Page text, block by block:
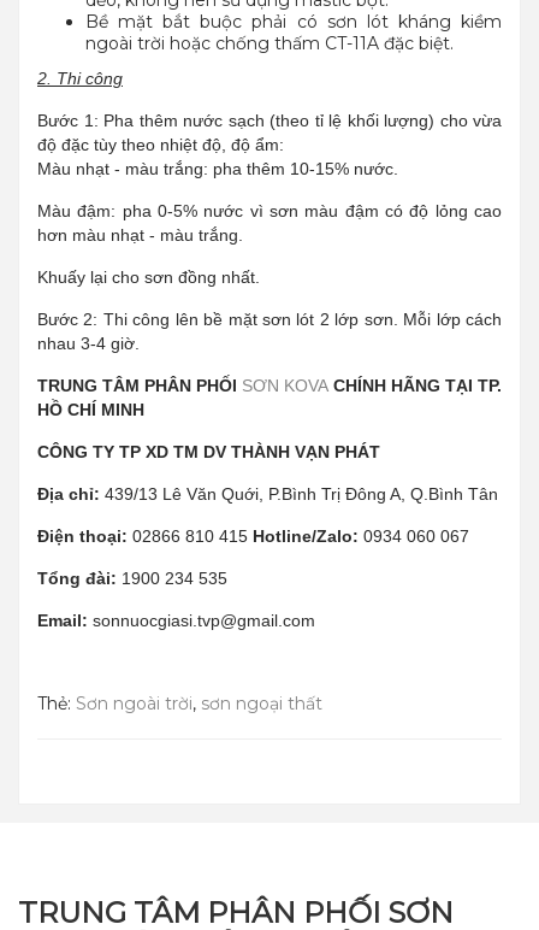
Bề mặt bắt buộc phải có sơn lót kháng kiềm
ngoài trời hoặc chống thấm CT-11A đặc biệt.
2. Thi công
Bước 1: Pha thêm nước sạch (theo tỉ lệ khối lượng) cho vừa
độ đặc tùy theo nhiệt độ, độ ẩm:
Màu nhạt - màu trắng: pha thêm 10-15% nước.
Màu đậm: pha 0-5% nước vì sơn màu đậm có độ lỏng cao
hơn màu nhạt - màu trắng.
Khuấy lại cho sơn đồng nhất.
Bước 2: Thi công lên bề mặt sơn lót 2 lớp sơn. Mỗi lớp cách
nhau 3-4 giờ.
TRUNG TÂM PHÂN PHỐI SƠN KOVA CHÍNH HÃNG TẠI TP.
HỒ CHÍ MINH
CÔNG TY TP XD TM DV THÀNH VẠN PHÁT
Địa chỉ: 439/13 Lê Văn Quới, P.Bình Trị Đông A, Q.Bình Tân
Điện thoại: 02866 810 415 Hotline/Zalo: 0934 060 067
Tổng đài: 1900 234 535
Email: sonnuocgiasi.tvp@gmail.com
Thẻ: Sơn ngoài trời, sơn ngoại thất
TRUNG TÂM PHÂN PHỐI SƠN